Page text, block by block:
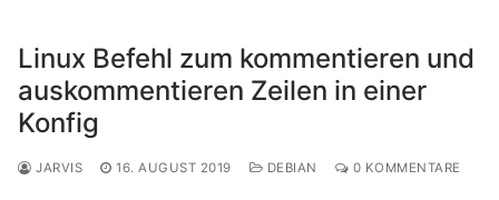
Linux Befehl zum kommentieren und
auskommentieren Zeilen in einer
Konfig
JARVIS 16. AUGUST 2019 DEBIAN 0 KOMMENTARE